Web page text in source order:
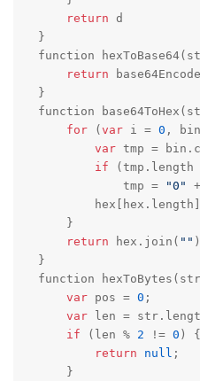
return d
}
function
return
}
function
for ( var i = 0 ,
var tmp =
if (tmp.length
            tmp =
"0"
    }
return hex.join( ""
}
function
var pos = 0 ;
var len =
if (len % 2 != 0 ) {
return
null ;
    }